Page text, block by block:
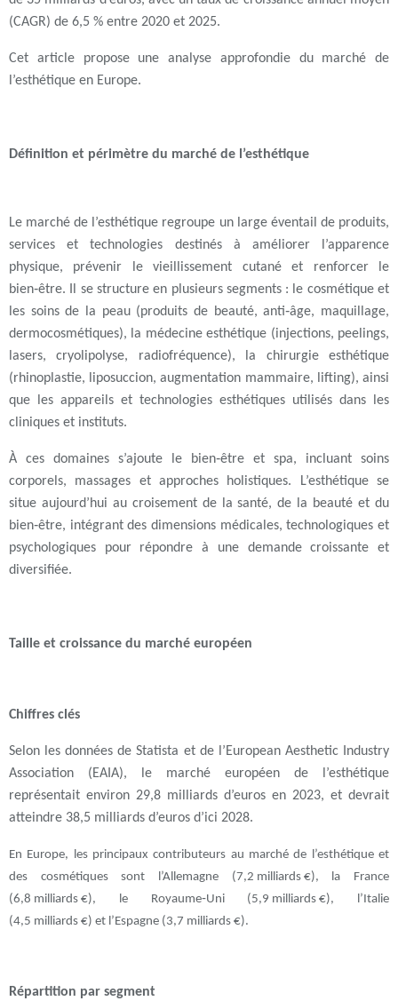
(CAGR) de 6,5 % entre 2020 et 2025.
Cet article propose une analyse approfondie du marché de
l’esthétique en Europe.
Définition et périmètre du marché de l’esthétique
Le marché de l’esthétique regroupe un large éventail de produits,
services et technologies destinés à améliorer l’apparence
physique, prévenir le vieillissement cutané et renforcer le
bien‑être. Il se structure en plusieurs segments : le cosmétique et
les soins de la peau(produits de beauté, anti‑âge, maquillage,
dermocosmétiques), la médecine esthétique (injections, peelings,
lasers, cryolipolyse, radiofréquence), la chirurgie esthétique
(rhinoplastie, liposuccion, augmentation mammaire, lifting), ainsi
que les appareils et technologies esthétiques utilisés dans les
cliniques et instituts.
À ces domaines s’ajoute le bien‑être et spa, incluant soins
corporels, massages et approches holistiques. L’esthétique se
situe aujourd’hui au croisement de lasanté, de la beauté et du
bien‑être, intégrant des dimensions médicales, technologiques et
psychologiques pour répondre à une demande croissante et
diversifiée.
Taille et croissance du marché européen
Chiffres clés
Selon les données de Statista et de l’European Aesthetic Industry
Association (EAIA), le marché européen de l’esthétique
représentait environ 29,8 milliards d’euros en 2023, et devrait
atteindre 38,5 milliards d’euros d’ici 2028.
En Europe, les principaux contributeurs au marché de l’esthétique et
des cosmétiquessont l’Allemagne (7,2 milliards €), la
France
(6,8 milliards €), le
Royaume‑Uni(5,9 milliards €), l’ Italie
(4,5 milliards €) et l’ Espagne (3,7 milliards €).
Répartition par segment